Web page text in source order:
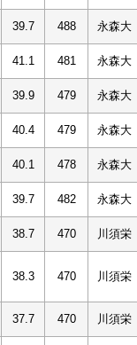
39.7 488 永森大
41.1 481 永森大
39.9 479 永森大
40.4 479 永森大
40.1 478 永森大
39.7 482 永森大
38.7 470 川須栄
38.3 470 川須栄
37.7 470 川須栄